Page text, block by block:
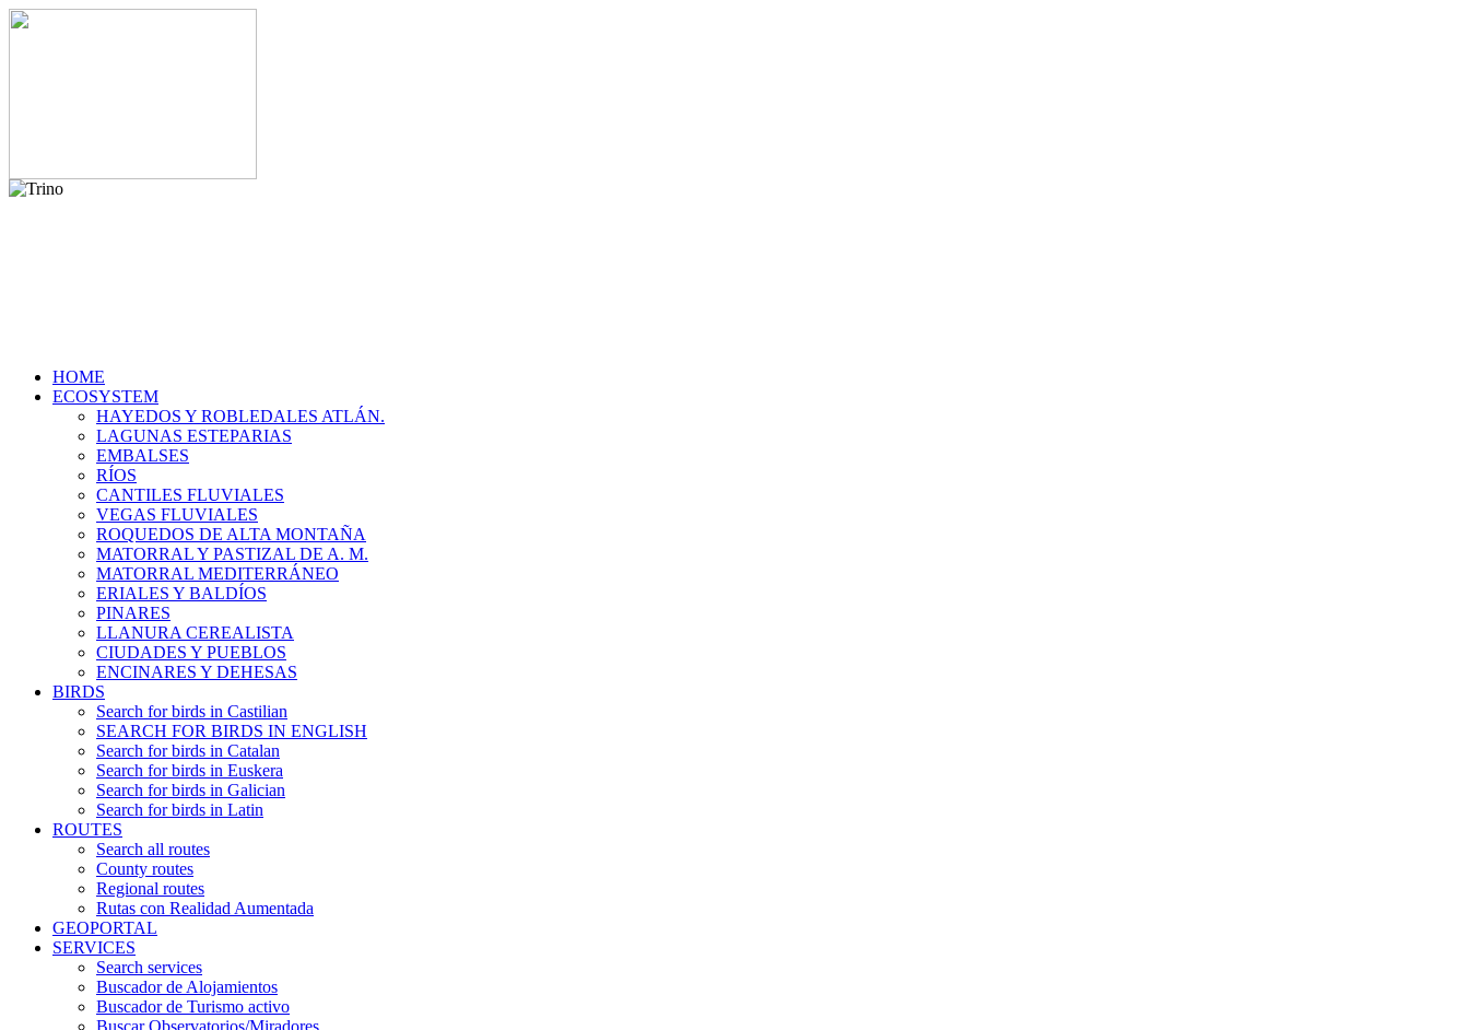
HOME
ECOSYSTEM
HAYEDOS Y ROBLEDALES ATLÁN.
LAGUNAS ESTEPARIAS
EMBALSES
RÍOS
CANTILES FLUVIALES
VEGAS FLUVIALES
ROQUEDOS DE ALTA MONTAÑA
MATORRAL Y PASTIZAL DE A. M.
MATORRAL MEDITERRÁNEO
ERIALES Y BALDÍOS
PINARES
LLANURA CEREALISTA
CIUDADES Y PUEBLOS
ENCINARES Y DEHESAS
BIRDS
Search for birds in Castilian
SEARCH FOR BIRDS IN ENGLISH
Search for birds in Catalan
Search for birds in Euskera
Search for birds in Galician
Search for birds in Latin
ROUTES
Search all routes
County routes
Regional routes
Rutas con Realidad Aumentada
GEOPORTAL
SERVICES
Search services
Buscador de Alojamientos
Buscador de Turismo activo
Buscar Observatorios/Miradores